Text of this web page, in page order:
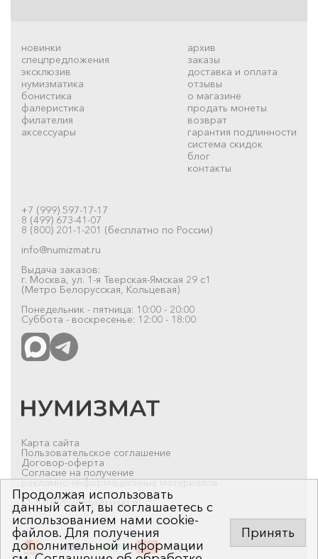
новинки
спецпредложения
эксклюзив
нумизматика
бонистика
фалеристика
филателия
аксессуары
архив
заказы
доставка и оплата
отзывы
о магазине
продать монеты
возврат
гарантия подлинности
система скидок
блог
контакты
+7 (999) 597-17-17
8 (499) 673-41-07
8 (800) 201-1-201 (бесплатно по России)
info@numizmat.ru
Выдача заказов:
г. Москва, ул. 1-я Тверская-Ямская 29 с1
(Метро Белорусская, Кольцевая)
Понедельник - пятница: 10:00 - 20:00
Суббота - воскресенье: 12:00 - 18:00
Карта сайта
Пользовательское соглашение
Договор-оферта
Согласие на получение
рекламно-информационных материалов
© 2019-2026 Нумизмат.ru
Продолжая использовать
данный сайт, вы соглашаетесь с
использованием нами cookie-
файлов. Для получения
дополнительной информации
Принять